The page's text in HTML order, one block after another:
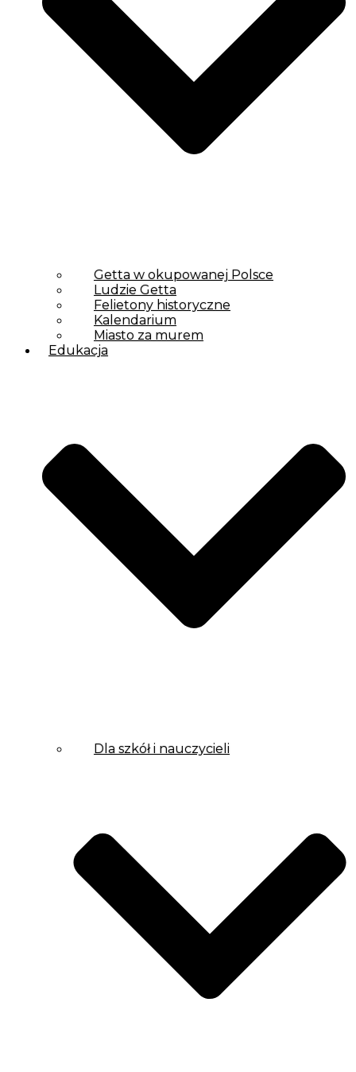
Getta w okupowanej Polsce
Ludzie Getta
Felietony historyczne
Kalendarium
Miasto za murem
Edukacja
Dla szkół i nauczycieli